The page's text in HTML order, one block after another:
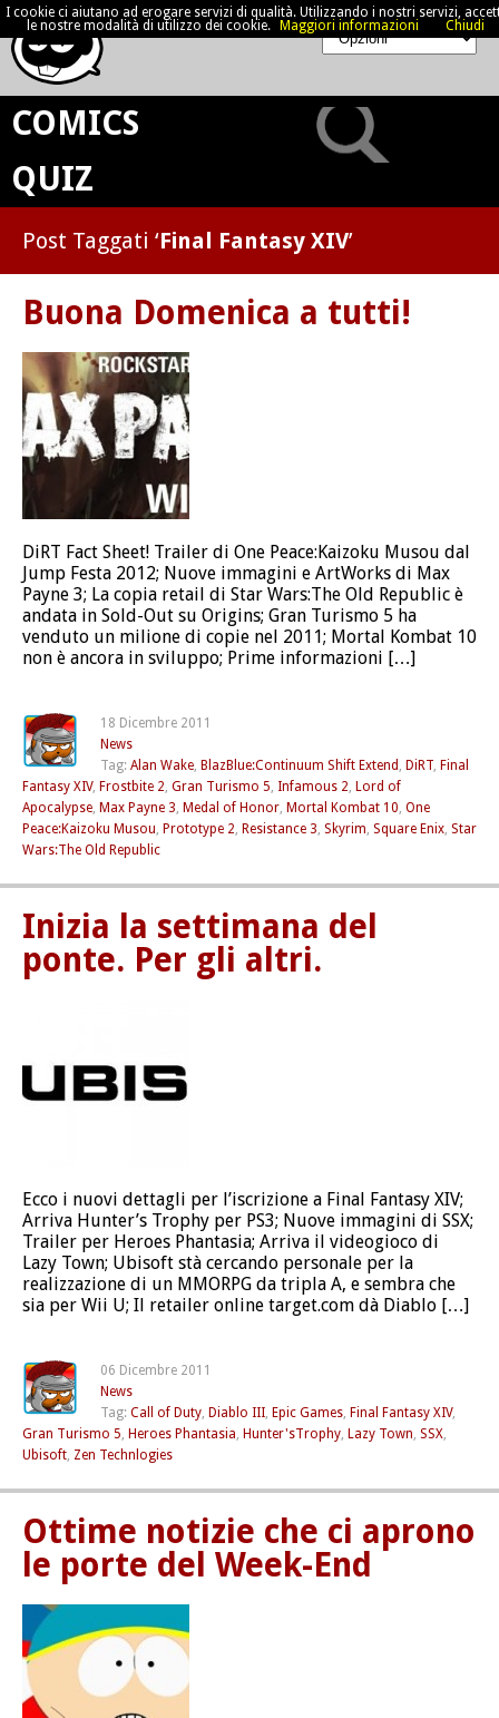
COMICS
QUIZ
Post Taggati ‘Final Fantasy XIV’
Buona Domenica a tutti!
DiRT Fact Sheet! Trailer di One Peace:Kaizoku Musou dal
Jump Festa 2012; Nuove immagini e ArtWorks di Max
Payne 3; La copia retail di Star Wars:The Old Republic è
andata in Sold-Out su Origins; Gran Turismo 5 ha
venduto un milione di copie nel 2011; Mortal Kombat 10
non è ancora in sviluppo; Prime informazioni […]
18 Dicembre 2011
News
Tag: Alan Wake, BlazBlue:Continuum Shift Extend , DiRT, Final
Fantasy XIV, Frostbite 2, Gran Turismo 5, Infamous 2, Lord of
Apocalypse, Max Payne 3, Medal of Honor, Mortal Kombat 10, One
Peace:Kaizoku Musou, Prototype 2, Resistance 3, Skyrim, Square Enix, Star
Wars:The Old Republic
Inizia la settimana del
ponte. Per gli altri.
Ecco i nuovi dettagli per l’iscrizione a Final Fantasy XIV;
Arriva Hunter’s Trophy per PS3; Nuove immagini di SSX;
Trailer per Heroes Phantasia; Arriva il videogioco di
Lazy Town; Ubisoft stà cercando personale per la
realizzazione di un MMORPG da tripla A, e sembra che
sia per Wii U; Il retailer online target.com dà Diablo […]
06 Dicembre 2011
News
Tag: Call of Duty, Diablo III, Epic Games, Final Fantasy XIV,
Gran Turismo 5, Heroes Phantasia, Hunter'sTrophy, Lazy Town, SSX,
Ubisoft, Zen Technlogies
Ottime notizie che ci aprono
le porte del Week-End
I cookie ci aiutano ad erogare servizi di qualità. Utilizzando i nostri servizi,
le nostre modalità di utilizzo dei cookie.
Maggiori informazioni Chiudi